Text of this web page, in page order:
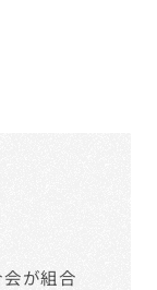
が組合